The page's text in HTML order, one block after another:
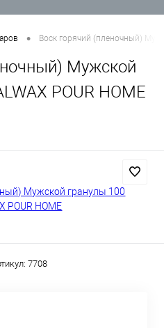
• Воск горячий (пленочный)
Мужской
POUR HOME
7708